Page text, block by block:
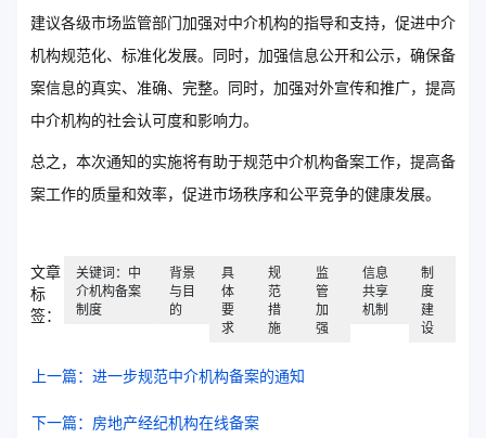
建议各级市场监管部门加强对中介机构的指导和支持，促进中介
机构规范化、标准化发展。同时，加强信息公开和公示，确保备
案信息的真实、准确、完整。同时，加强对外宣传和推广，提高
中介机构的社会认可度和影响力。
总之，本次通知的实施将有助于规范中介机构备案工作，提高备
案工作的质量和效率，促进市场秩序和公平竞争的健康发展。
文章
标
签：
关键词：中
介机构备案
制度
背景
与目
的
具
体
要
求
规
范
措
施
监
管
加
强
信息
共享
机制
制
度
建
设
上一篇：进一步规范中介机构备案的通知
下一篇：房地产经纪机构在线备案